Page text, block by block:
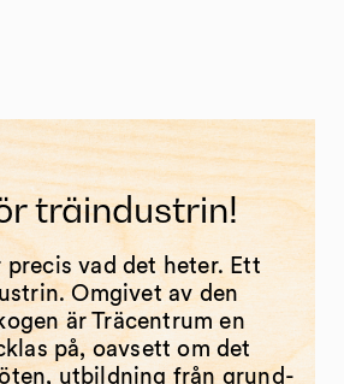
träindustrin!
precis vad det heter. Ett
Omgivet av den
är Träcentrum en
på, oavsett om det
utbildning från grund-